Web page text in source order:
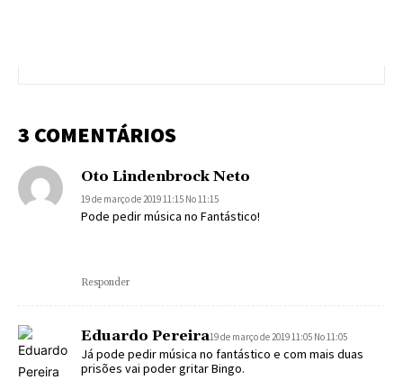
3 COMENTÁRIOS
Oto Lindenbrock Neto
19 de março de 2019 11:15 No 11:15
Pode pedir música no Fantástico!
Responder
Eduardo Pereira19 de março de 2019 11:05 No 11:05
Já pode pedir música no fantástico e com mais duas
prisões vai poder gritar Bingo.